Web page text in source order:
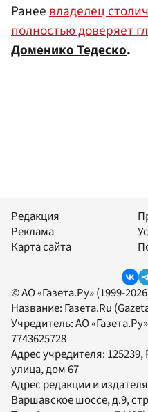
Ранеевладелец
полностью доверяет
Доменико Тедеско.
Редакция
Реклама
Карта сайта
© АО «Газета.Ру» (1999-
Название: Газета.Ru
Учредитель:АО «Газета.Ру»
7743625728
Адрес учредителя:
улица, дом 67
Адрес редакции и
Варшавское шоссе, д.9,